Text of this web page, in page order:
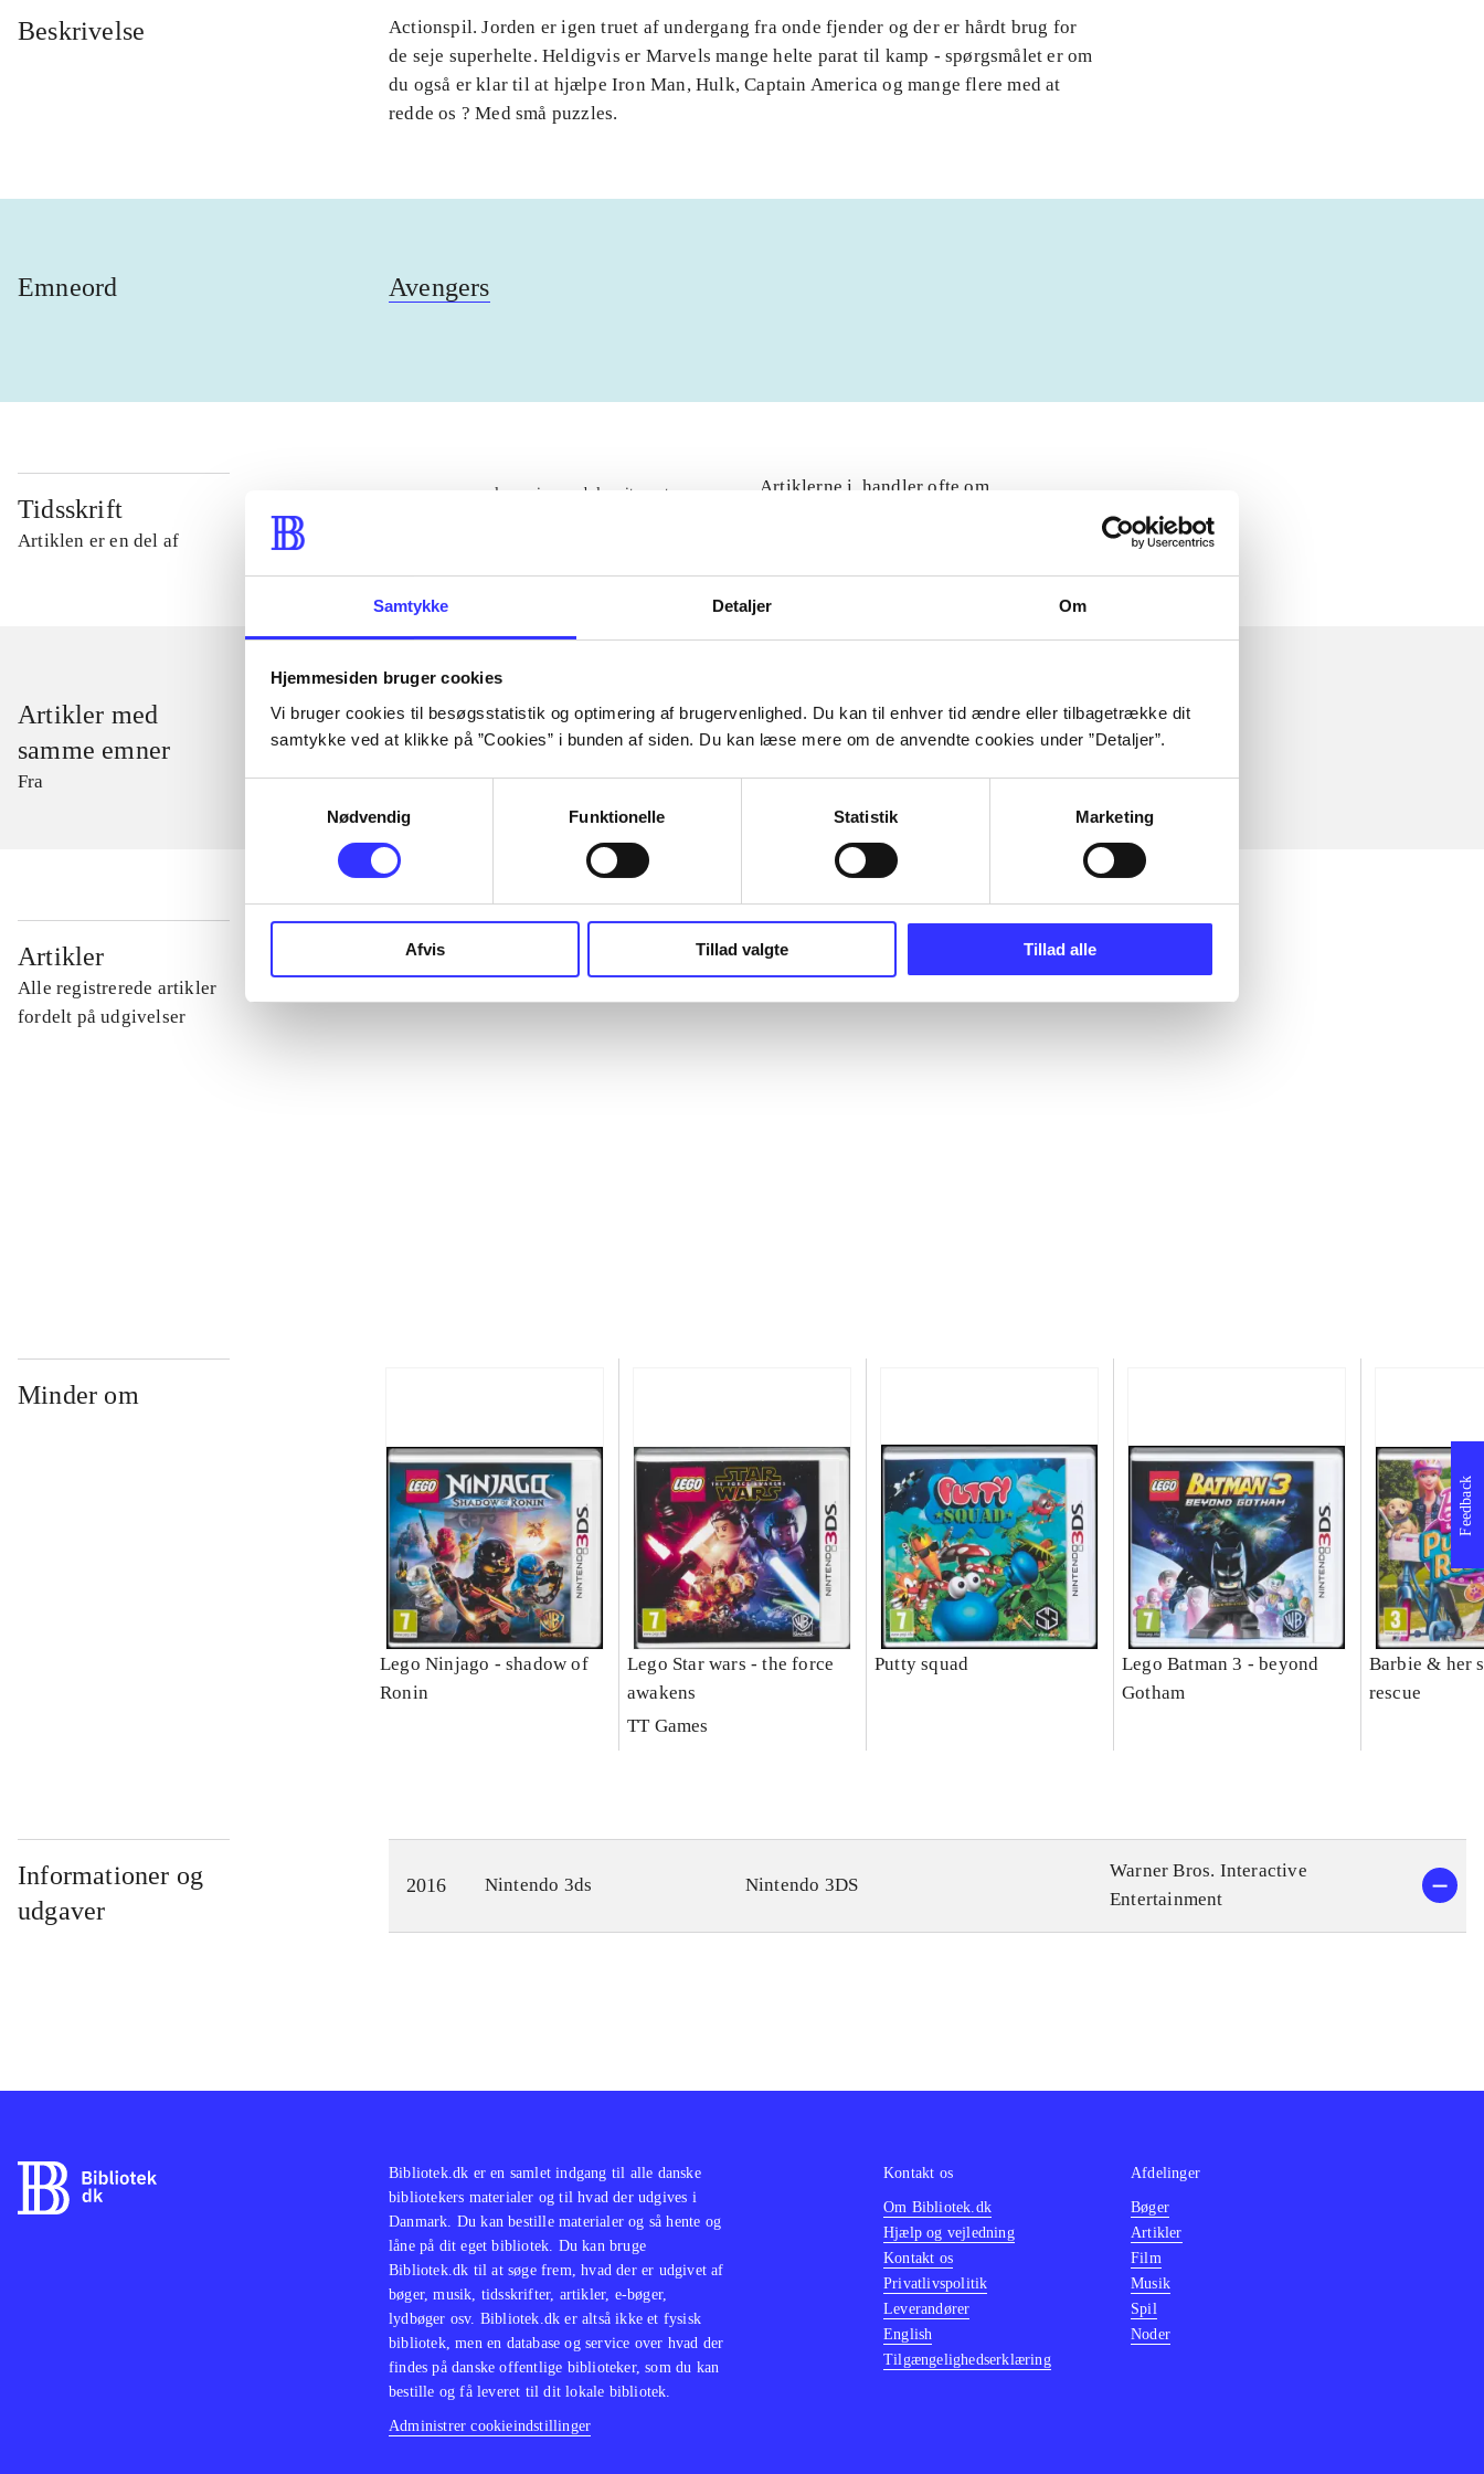
Samtykke Detaljer Om
Hjemmesiden bruger cookies
Vi bruger cookies til besøgsstatistik og optimering af brugervenlighed. Du kan til enhver tid ændre eller tilbagetrække dit
samtykke ved at klikke på ”Cookies” i bunden af siden. Du kan læse mere om de anvendte cookies under ”Detaljer”.
Nødvendig
Funktionelle Statistik Marketing
Afvis Tillad valgte Tillad alle
Beskrivelse
Actionspil. Jorden er igen truet af undergang fra onde fjender og der er hårdt brug for
de seje superhelte. Heldigvis er Marvels mange helte parat til kamp - spørgsmålet er om
du også er klar til at hjælpe Iron Man, Hulk, Captain America og mange flere med at
redde os ? Med små puzzles.
Emneord Avengers
Tidsskrift
Artiklen er en del af
lorem ipsum dolor sit amet ...
Artiklerne i handler ofte om
Artikler med
samme emner
Fra
Artikler
Alle registrerede artikler
fordelt på udgivelser
Minder om
Lego Ninjago - shadow of
Ronin
Lego Star wars - the force
awakens
TT Games
Putty squad
Lego Batman 3 - beyond
Gotham
Barbie & her
rescue
Informationer og
udgaver
2016 Nintendo 3ds Nintendo 3DS
Warner Bros. Interactive
Entertainment
Feedback
Bibliotek.dk er en samlet indgang til alle danske
bibliotekers materialer og til hvad der udgives i
Danmark. Du kan bestille materialer og så hente og
låne på dit eget bibliotek. Du kan bruge
Bibliotek.dk til at søge frem, hvad der er udgivet af
bøger, musik, tidsskrifter, artikler, e-bøger,
lydbøger osv. Bibliotek.dk er altså ikke et fysisk
bibliotek, men en database og service over hvad der
findes på danske offentlige biblioteker, som du kan
bestille og få leveret til dit lokale bibliotek.
Administrer cookieindstillinger
Kontakt os
Om Bibliotek.dk
Hjælp og vejledning
Kontakt os
Privatlivspolitik
Leverandører
English
Tilgængelighedserklæring
Afdelinger
Bøger
Artikler
Film
Musik
Spil
Noder